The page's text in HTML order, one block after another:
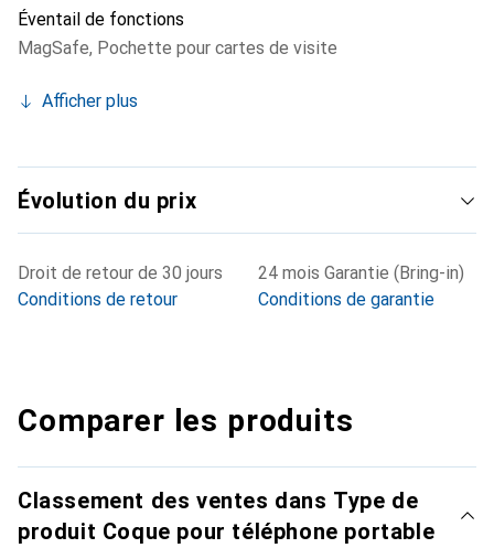
Éventail de fonctions
MagSafe, Pochette pour cartes de visite
Afficher plus
Évolution du prix
Droit de retour de 30 jours
Conditions de retour
24 mois Garantie (Bring-in)
Conditions de garantie
Comparer les produits
Classement des ventes dans Type de
produit Coque pour téléphone portable